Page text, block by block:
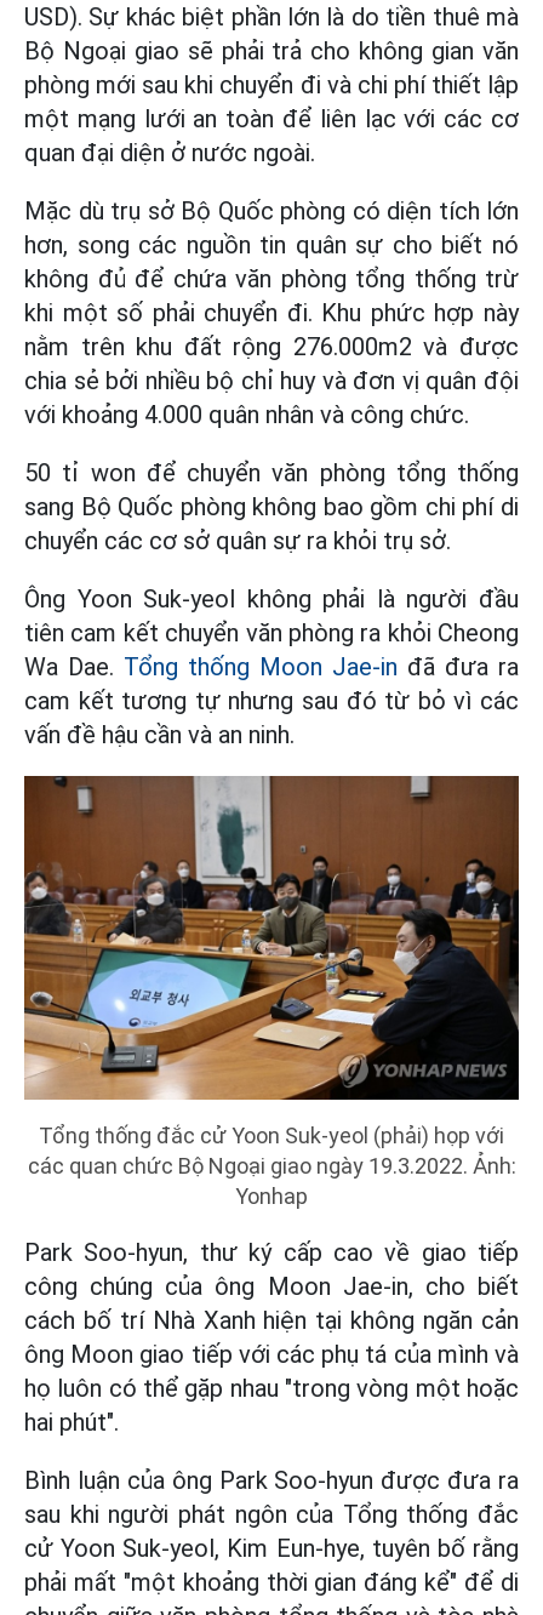
USD). Sự khác biệt phần lớn là do tiền thuê mà
Bộ Ngoại giao sẽ phải trả cho không gian văn
phòng mới sau khi chuyển đi và chi phí thiết lập
một mạng lưới an toàn để liên lạc với các cơ
quan đại diện ở nước ngoài.
Mặc dù trụ sở Bộ Quốc phòng có diện tích lớn
hơn, song các nguồn tin quân sự cho biết nó
không đủ để chứa văn phòng tổng thống trừ
khi một số phải chuyển đi. Khu phức hợp này
nằm trên khu đất rộng 276.000m2 và được
chia sẻ bởi nhiều bộ chỉ huy và đơn vị quân đội
với khoảng 4.000 quân nhân và công chức.
50 tỉ won để chuyển văn phòng tổng thống
sang Bộ Quốc phòng không bao gồm chi phí di
chuyển các cơ sở quân sự ra khỏi trụ sở.
Ông Yoon Suk-yeol không phải là người đầu
tiên cam kết chuyển văn phòng ra khỏi Cheong
Wa Dae. Tổng thống Moon Jae-in đã đưa ra
cam kết tương tự nhưng sau đó từ bỏ vì các
vấn đề hậu cần và an ninh.
Tổng thống đắc cử Yoon Suk-yeol (phải) họp với
các quan chức Bộ Ngoại giao ngày 19.3.2022. Ảnh:
Yonhap
Park Soo-hyun, thư ký cấp cao về giao tiếp
công chúng của ông Moon Jae-in, cho biết
cách bố trí Nhà Xanh hiện tại không ngăn cản
ông Moon giao tiếp với các phụ tá của mình và
họ luôn có thể gặp nhau "trong vòng một hoặc
hai phút".
Bình luận của ông Park Soo-hyun được đưa ra
sau khi người phát ngôn của Tổng thống đắc
cử Yoon Suk-yeol, Kim Eun-hye, tuyên bố rằng
phải mất "một khoảng thời gian đáng kể" để di